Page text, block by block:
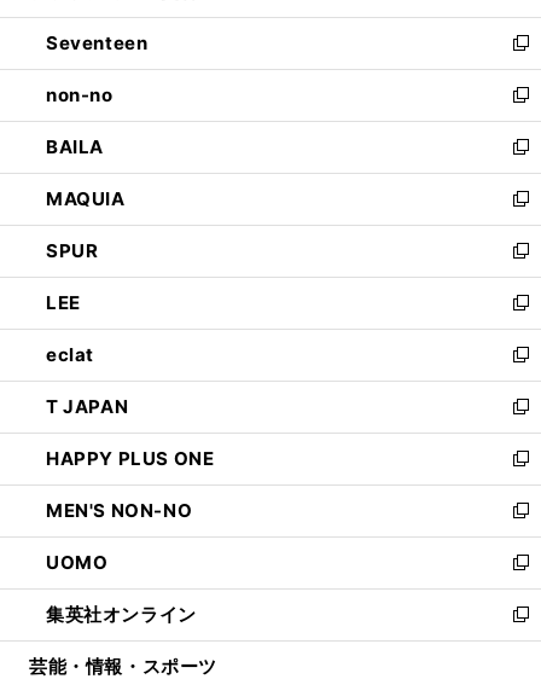
開
く
ウ
で
開
く
ン
ド
ウ
で
開
く
Seventeen
新
し
い
ウ
ィ
ン
ド
ウ
で
開
く
non-no
新
し
い
ウ
ィ
ン
ド
ウ
で
開
く
BAILA
新
し
い
ウ
ィ
ン
ド
ウ
で
開
く
MAQUIA
新
し
い
ウ
ィ
ン
ド
ウ
で
開
く
SPUR
新
し
い
ウ
ィ
ン
ド
ウ
で
開
く
LEE
新
し
い
ウ
ィ
ン
ド
ウ
で
開
く
eclat
新
し
い
ウ
ィ
ン
ド
ウ
で
開
く
T JAPAN
新
し
い
ウ
ィ
ン
ド
ウ
で
開
HAPPY PLUS ONE
新
し
い
ウ
ィ
ン
ド
ウ
MEN'S NON-NO
新
し
い
ウ
ィ
ン
UOMO
新
し
い
ウ
集英社オンライン
新
し
芸能・情報・スポーツ